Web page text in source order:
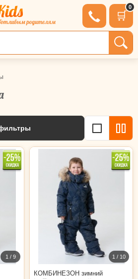
🛒
0
1 / 9
140
1 / 10
КОМБИНЕЗОН зимний
134 140